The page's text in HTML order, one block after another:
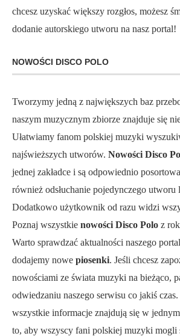
chcesz uzyskać większy rozgłos, możesz
dodanie autorskiego utworu na nasz portal!
NOWOŚCI DISCO POLO
Tworzymy jedną z największych baz
naszym muzycznym zbiorze znajduje się
Ułatwiamy fanom polskiej muzyki
najświeższych utworów. Nowości Disco
jednej zakładce i są odpowiednio
również odsłuchanie pojedynczego utworu
Dodatkowo użytkownik od razu widzi
Poznaj wszystkie nowości Disco Polo z
Warto sprawdzać aktualności naszego
dodajemy nowe piosenki. Jeśli chcesz
nowościami ze świata muzyki na bieżąco,
odwiedzaniu naszego serwisu co jakiś
wszystkie informacje znajdują się w
to, aby wszyscy fani polskiej muzyki mogli